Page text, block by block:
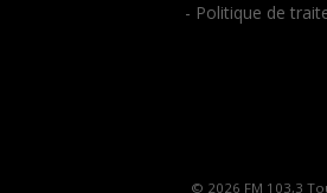
- Politique de
© 2026 FM 103,3